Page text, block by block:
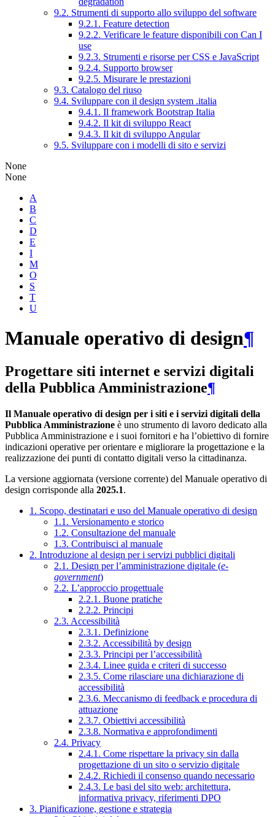
9.2. Strumenti di supporto allo sviluppo del software
9.2.1. Feature detection
9.2.2. Verificare le feature disponibili con Can I
use
9.2.3. Strumenti e risorse per CSS e JavaScript
9.2.4. Supporto browser
9.2.5. Misurare le prestazioni
9.3. Catalogo del riuso
9.4. Sviluppare con il design system .italia
9.4.1. Il framework Bootstrap Italia
9.4.2. Il kit di sviluppo React
9.4.3. Il kit di sviluppo Angular
9.5. Sviluppare con i modelli di sito e servizi
None
None
A
B
C
D
E
I
M
O
S
T
U
Manuale operativo di design¶
Progettare siti internet e servizi digitali
della Pubblica Amministrazione¶
Il Manuale operativo di design per i siti e i servizi digitali della
Pubblica Amministrazione è uno strumento di lavoro dedicato alla
Pubblica Amministrazione e i suoi fornitori e ha l’obiettivo di fornire
indicazioni operative per orientare e migliorare la progettazione e la
realizzazione dei punti di contatto digitali verso la cittadinanza.
La versione aggiornata (versione corrente) del Manuale operativo di
design corrisponde alla 2025.1.
1. Scopo, destinatari e uso del Manuale operativo di design
1.1. Versionamento e storico
1.2. Consultazione del manuale
1.3. Contribuisci al manuale
2. Introduzione al design per i servizi pubblici digitali
2.1. Design per l’amministrazione digitale (e-
government)
2.2. L’approccio progettuale
2.2.1. Buone pratiche
2.2.2. Principi
2.3. Accessibilità
2.3.1. Definizione
2.3.2. Accessibilità by design
2.3.3. Principi per l’accessibilità
2.3.4. Linee guida e criteri di successo
2.3.5. Come rilasciare una dichiarazione di
accessibilità
2.3.6. Meccanismo di feedback e procedura di
attuazione
2.3.7. Obiettivi accessibilità
2.3.8. Normativa e approfondimenti
2.4. Privacy
2.4.1. Come rispettare la privacy sin dalla
progettazione di un sito o servizio digitale
2.4.2. Richiedi il consenso quando necessario
2.4.3. Le basi del sito web: architettura,
informativa privacy, riferimenti DPO
3. Pianificazione, gestione e strategia